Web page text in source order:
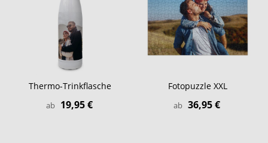
Thermo-Trinkflasche
ab 19,95 €
Fotopuzzle XXL
ab 36,95 €